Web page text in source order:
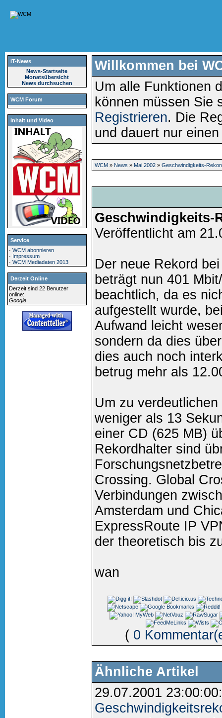
IT-News
News-Startseite
Monatsübersicht
News durchsuchen
WCM Forum
Inhalt und Video
Service
·WCM abonnieren
· Impressum
·WCM Mediadaten 2013
Derzeit Online
Derzeit sind 22 Benutzer
online:
Google
Willkommen bei
Um alle Funktionen
können müssen Sie
Registrieren. Die
und dauert nur
WCM» News » Mai 2002» Geschwindigkeits-
Geschwindigkeits-
Veröffentlicht am
Der neue Rekord
beträgt nun 401
beachtlich, da es
aufgestellt wurde,
Aufwand leicht
sondern da dies
dies auch noch
betrug mehr als
Um zu
weniger als 13
einer CD (625 MB)
Rekordhalter sind
Crossing. Global
Verbindungen
Amsterdam und
ExpressRoute IP
der theoretisch bis
wan
( 0
Ähnliche Artikel
29.07.2001